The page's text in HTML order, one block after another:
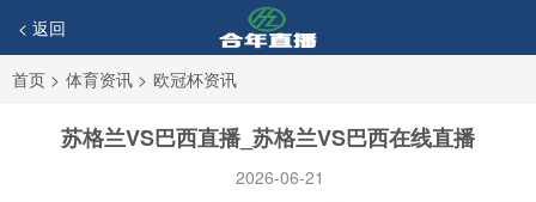
< 返回
首页 > 体育资讯 > 欧冠杯资讯
苏格兰VS巴西直播_苏格兰VS巴西在线直播
2026-06-21